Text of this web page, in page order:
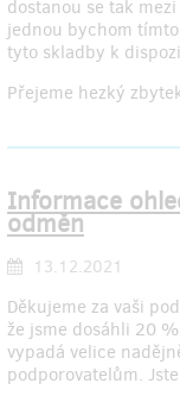
dostanou se tak
jednou bychom
tyto skladby k
Přejeme hezký
Informace
odměn
13.12.2021
Děkujeme za vaši
že jsme dosáhli 20
vypadá velice
podporovatelům.